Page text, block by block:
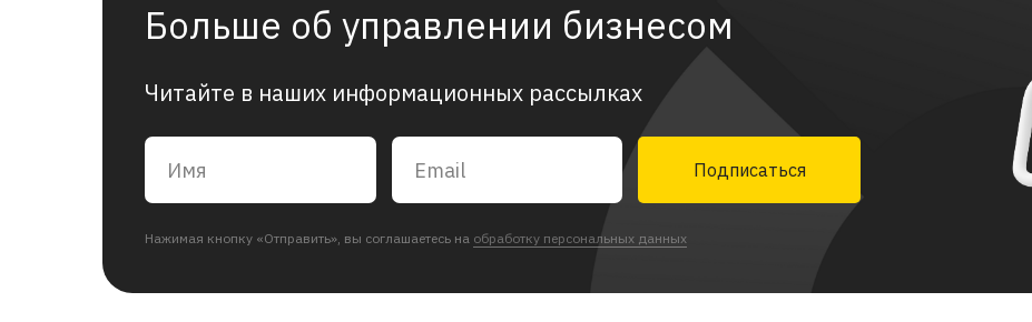
Читайте в наших информационных рассылках
Больше об управлении бизнесом
Нажимая кнопку «Отправить», вы соглашаетесь на обработку персональных данных
Подписаться